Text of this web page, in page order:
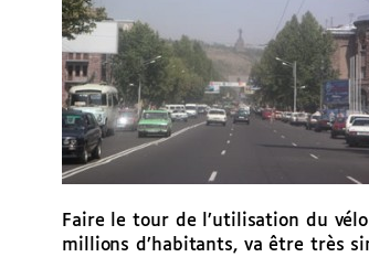
Faire le tour de l’utilisation du
millions d’habitants, va être très